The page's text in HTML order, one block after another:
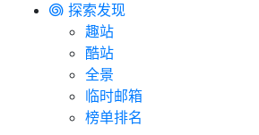
探索发现
趣站
酷站
全景
临时邮箱
榜单排名